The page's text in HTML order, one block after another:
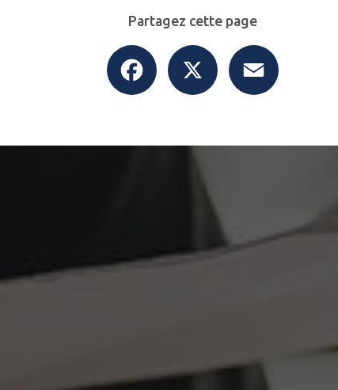
Partagez cette page
Facebook